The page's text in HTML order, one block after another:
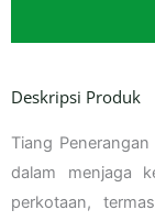
Deskripsi Produk
Tiang
dalam menjaga
perkotaan,